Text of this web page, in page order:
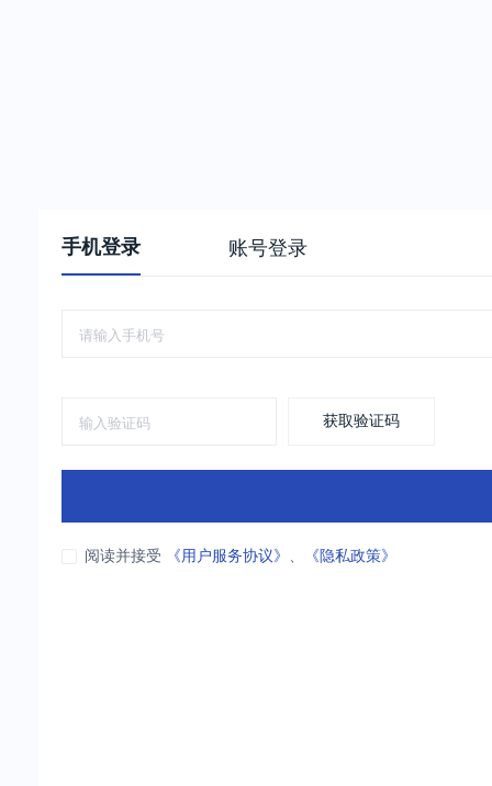
手机登录 账号登录
获取验证码
阅读并接受 《用户服务协议》 、 《隐私政策》